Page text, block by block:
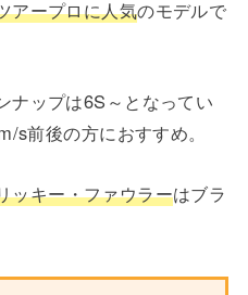
アープロに人気のモデルで
ナップは6S～となってい
s前後の方におすすめ。
ッキー・ファウラーはブラ